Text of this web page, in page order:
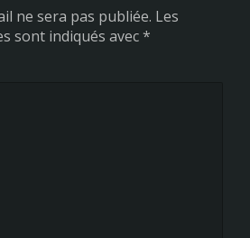
ne sera pas publiée. Les
sont indiqués avec*